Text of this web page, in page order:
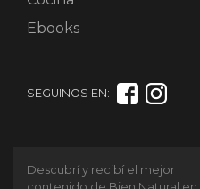
Ebooks
SEGUINOS EN:
Descubrí y recibí el mejor